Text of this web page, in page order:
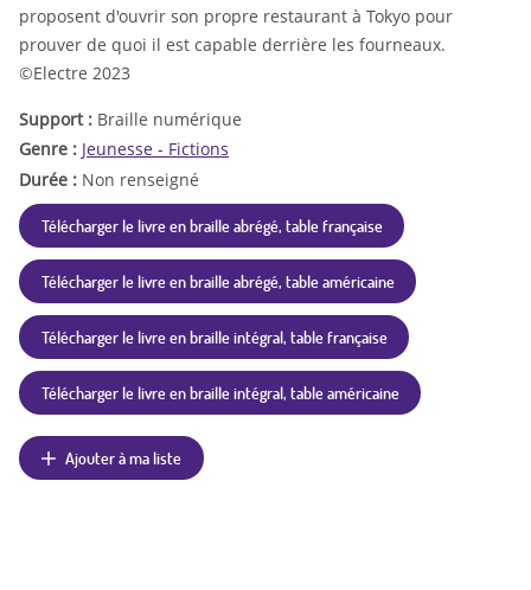
proposent d'ouvrir son propre restaurant à Tokyo pour
prouver de quoi il est capable derrière les fourneaux.
©Electre 2023
Support : Braille numérique
Genre : Jeunesse - Fictions
Durée : Non renseigné
Télécharger le livre en braille abrégé, table française
Télécharger le livre en braille abrégé, table américaine
Télécharger le livre en braille intégral, table française
Télécharger le livre en braille intégral, table américaine
Ajouter à ma liste